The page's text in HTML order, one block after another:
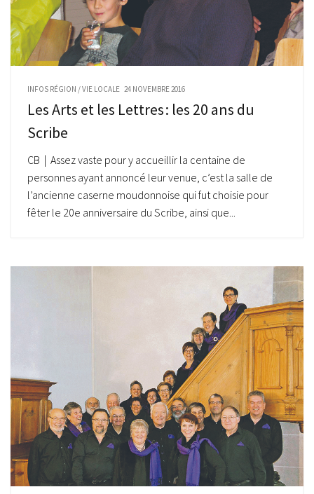
INFOS RÉGION /VIE LOCALE 24 NOVEMBRE 2016
Les Arts et les Lettres : les 20 ans du
Scribe
CB | Assez vaste pour y accueillir la centaine de
personnes ayant annoncé leur venue, c’est la salle de
l’ancienne caserne moudonnoise qui fut choisie pour
fêter le 20e anniversaire du Scribe, ainsi que...